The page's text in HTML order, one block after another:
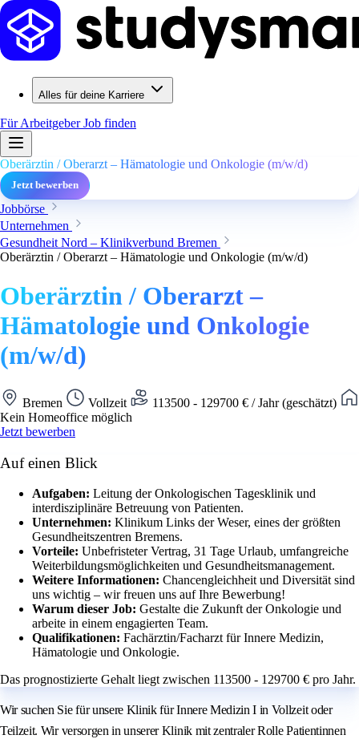
Alles für deine Karriere
Für ArbeitgeberJob finden
Oberärztin / Oberarzt – Hämatologie und Onkologie (m/w/d)
Jetzt bewerben
Jobbörse
Unternehmen
Gesundheit Nord – Klinikverbund Bremen
Oberärztin / Oberarzt – Hämatologie und Onkologie (m/w/d)
Oberärztin / Oberarzt –
Hämatologie und Onkologie
(m/w/d)
Bremen Vollzeit
113500 - 129700 € / Jahr (geschätzt)
Kein Homeoffice möglich
Jetzt bewerben
Auf einen Blick
Aufgaben: Leitung der Onkologischen Tagesklinik und
interdisziplinäre Betreuung von Patienten.
Unternehmen: Klinikum Links der Weser, eines der größten
Gesundheitszentren Bremens.
Vorteile: Unbefristeter Vertrag, 31 Tage Urlaub, umfangreiche
Weiterbildungsmöglichkeiten und Gesundheitsmanagement.
Weitere Informationen: Chancengleichheit und Diversität sind
uns wichtig – wir freuen uns auf Ihre Bewerbung!
Warum dieser Job: Gestalte die Zukunft der Onkologie und
arbeite in einem engagierten Team.
Qualifikationen: Fachärztin/Facharzt für Innere Medizin,
Hämatologie und Onkologie.
Das prognostizierte Gehalt liegt zwischen 113500 - 129700 € pro Jahr.
Wir suchen Sie für unsere Klinik für Innere Medizin I in Vollzeit oder
Teilzeit. Wir versorgen in unserer Klinik mit zentraler Rolle Patientinnen